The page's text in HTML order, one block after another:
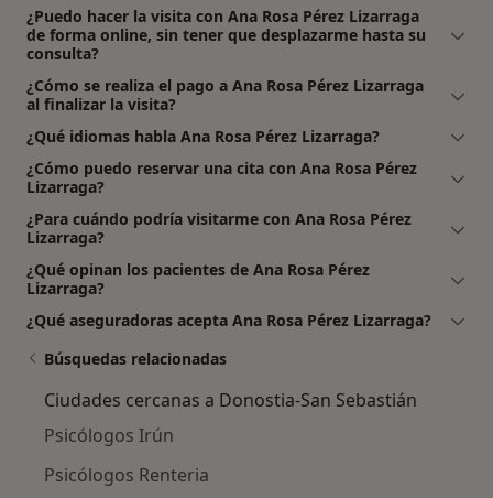
¿Puedo hacer la visita con Ana Rosa Pérez Lizarraga
de forma online, sin tener que desplazarme hasta su
consulta?
¿Cómo se realiza el pago a Ana Rosa Pérez Lizarraga
al finalizar la visita?
¿Qué idiomas habla Ana Rosa Pérez Lizarraga?
¿Cómo puedo reservar una cita con Ana Rosa Pérez
Lizarraga?
¿Para cuándo podría visitarme con Ana Rosa Pérez
Lizarraga?
¿Qué opinan los pacientes de Ana Rosa Pérez
Lizarraga?
¿Qué aseguradoras acepta Ana Rosa Pérez Lizarraga?
Búsquedas relacionadas
Ciudades cercanas a Donostia-San Sebastián
Psicólogos Irún
Psicólogos Renteria